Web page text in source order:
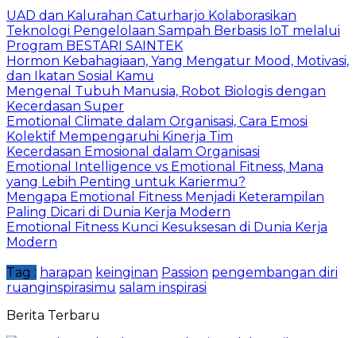
UAD dan Kalurahan Caturharjo Kolaborasikan
Teknologi Pengelolaan Sampah Berbasis IoT melalui
Program BESTARI SAINTEK
Hormon Kebahagiaan, Yang Mengatur Mood, Motivasi,
dan Ikatan Sosial Kamu
Mengenal Tubuh Manusia, Robot Biologis dengan
Kecerdasan Super
Emotional Climate dalam Organisasi, Cara Emosi
Kolektif Mempengaruhi Kinerja Tim
Kecerdasan Emosional dalam Organisasi
Emotional Intelligence vs Emotional Fitness, Mana
yang Lebih Penting untuk Kariermu?
Mengapa Emotional Fitness Menjadi Keterampilan
Paling Dicari di Dunia Kerja Modern
Emotional Fitness Kunci Kesuksesan di Dunia Kerja
Modern
Tag : harapan keinginan Passion pengembangan diri
ruanginspirasimu salam inspirasi
Berita Terbaru